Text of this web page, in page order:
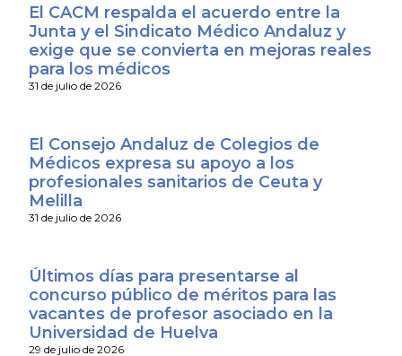
El CACM respalda el acuerdo entre la
Junta y el Sindicato Médico Andaluz y
exige que se convierta en mejoras reales
para los médicos
31 de julio de 2026
El Consejo Andaluz de Colegios de
Médicos expresa su apoyo a los
profesionales sanitarios de Ceuta y
Melilla
31 de julio de 2026
Últimos días para presentarse al
concurso público de méritos para las
vacantes de profesor asociado en la
Universidad de Huelva
29 de julio de 2026